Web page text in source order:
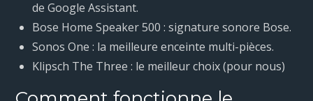
de Google Assistant.
Bose Home Speaker 500 : signature sonore Bose.
Sonos One : la meilleure enceinte multi-pièces.
Klipsch The Three : le meilleur choix (pour nous)